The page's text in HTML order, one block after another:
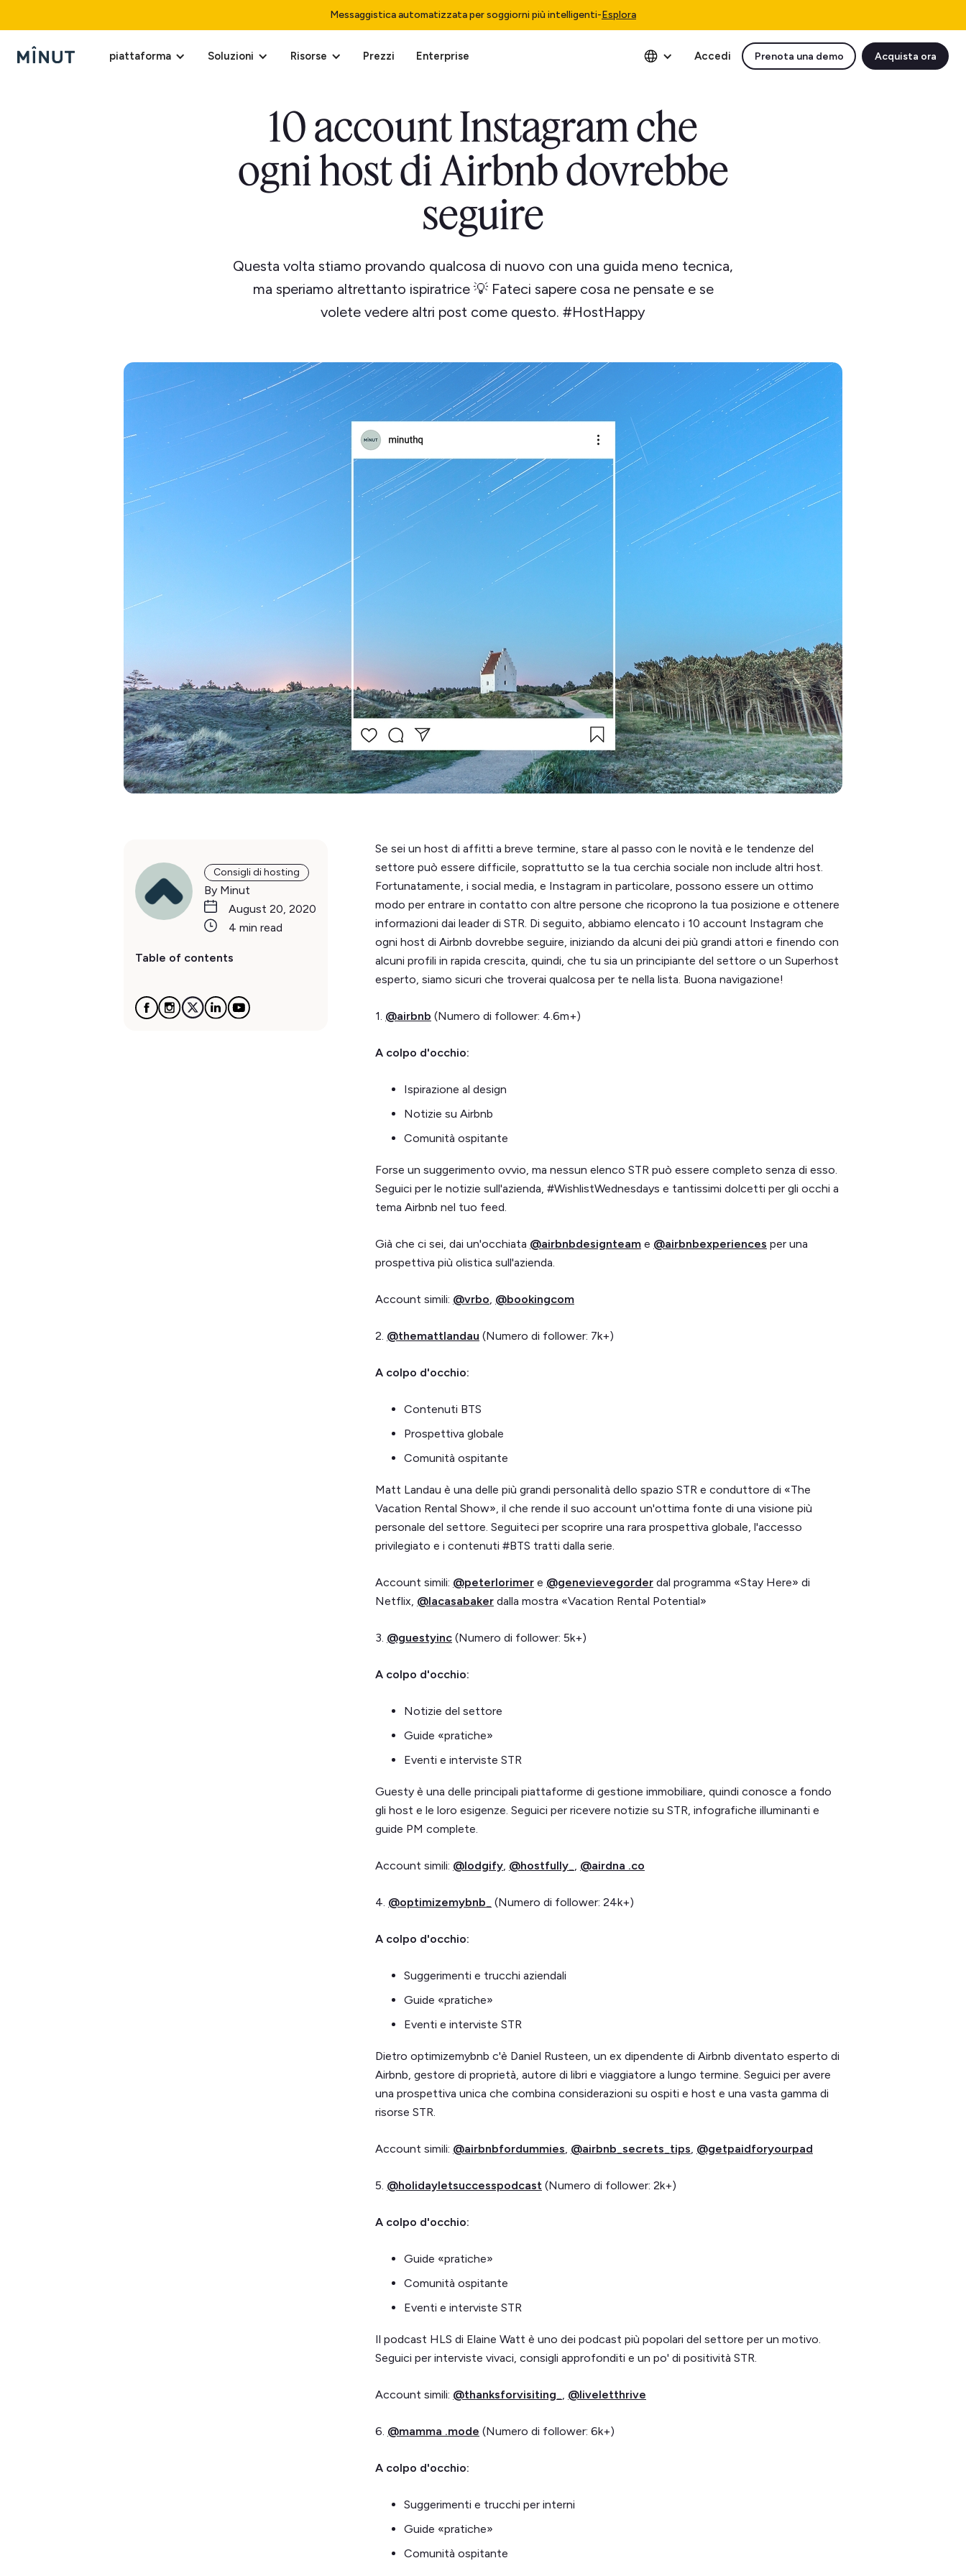
Messaggistica automatizzata per soggiorni più intelligenti-Esplora
piattaforma Soluzioni Risorse Prezzi Enterprise Accedi Prenota una demo Acquista ora
10 account Instagram che
ogni host di Airbnb dovrebbe
seguire
Questa volta stiamo provando qualcosa di nuovo con una guida meno tecnica,
ma speriamo altrettanto ispiratrice 💡 Fateci sapere cosa ne pensate e se
volete vedere altri post come questo. #HostHappy
Consigli di hosting
By Minut
August 20, 2020
4 min read
Table of contents
Se sei un host di affitti a breve termine, stare al passo con le novità e le tendenze del
settore può essere difficile, soprattutto se la tua cerchia sociale non include altri host.
Fortunatamente, i social media, e Instagram in particolare, possono essere un ottimo
modo per entrare in contatto con altre persone che ricoprono la tua posizione e ottenere
informazioni dai leader di STR. Di seguito, abbiamo elencato i 10 account Instagram che
ogni host di Airbnb dovrebbe seguire, iniziando da alcuni dei più grandi attori e finendo con
alcuni profili in rapida crescita, quindi, che tu sia un principiante del settore o un Superhost
esperto, siamo sicuri che troverai qualcosa per te nella lista. Buona navigazione!
1. @airbnb (Numero di follower: 4.6m+)
A colpo d'occhio:
Ispirazione al design
Notizie su Airbnb
Comunità ospitante
Forse un suggerimento ovvio, ma nessun elenco STR può essere completo senza di esso.
Seguici per le notizie sull'azienda, #WishlistWednesdays e tantissimi dolcetti per gli occhi a
tema Airbnb nel tuo feed.
Già che ci sei, dai un'occhiata @airbnbdesignteam e @airbnbexperiences per una
prospettiva più olistica sull'azienda.
Account simili: @vrbo, @bookingcom
2. @themattlandau (Numero di follower: 7k+)
A colpo d'occhio:
Contenuti BTS
Prospettiva globale
Comunità ospitante
Matt Landau è una delle più grandi personalità dello spazio STR e conduttore di «The
Vacation Rental Show», il che rende il suo account un'ottima fonte di una visione più
personale del settore. Seguiteci per scoprire una rara prospettiva globale, l'accesso
privilegiato e i contenuti #BTS tratti dalla serie.
Account simili: @peterlorimer e @genevievegorder dal programma «Stay Here» di
Netflix, @lacasabaker dalla mostra «Vacation Rental Potential»
3. @guestyinc (Numero di follower: 5k+)
A colpo d'occhio:
Notizie del settore
Guide «pratiche»
Eventi e interviste STR
Guesty è una delle principali piattaforme di gestione immobiliare, quindi conosce a fondo
gli host e le loro esigenze. Seguici per ricevere notizie su STR, infografiche illuminanti e
guide PM complete.
Account simili: @lodgify, @hostfully_ , @airdna .co
4. @optimizemybnb_ (Numero di follower: 24k+)
A colpo d'occhio:
Suggerimenti e trucchi aziendali
Guide «pratiche»
Eventi e interviste STR
Dietro optimizemybnb c'è Daniel Rusteen, un ex dipendente di Airbnb diventato esperto di
Airbnb, gestore di proprietà, autore di libri e viaggiatore a lungo termine. Seguici per avere
una prospettiva unica che combina considerazioni su ospiti e host e una vasta gamma di
risorse STR.
Account simili: @airbnbfordummies, @airbnb_secrets_tips, @getpaidforyourpad
5. @holidayletsuccesspodcast (Numero di follower: 2k+)
A colpo d'occhio:
Guide «pratiche»
Comunità ospitante
Eventi e interviste STR
Il podcast HLS di Elaine Watt è uno dei podcast più popolari del settore per un motivo.
Seguici per interviste vivaci, consigli approfonditi e un po' di positività STR.
Account simili: @thanksforvisiting_ , @liveletthrive
6. @mamma .mode (Numero di follower: 6k+)
A colpo d'occhio:
Suggerimenti e trucchi per interni
Guide «pratiche»
Comunità ospitante